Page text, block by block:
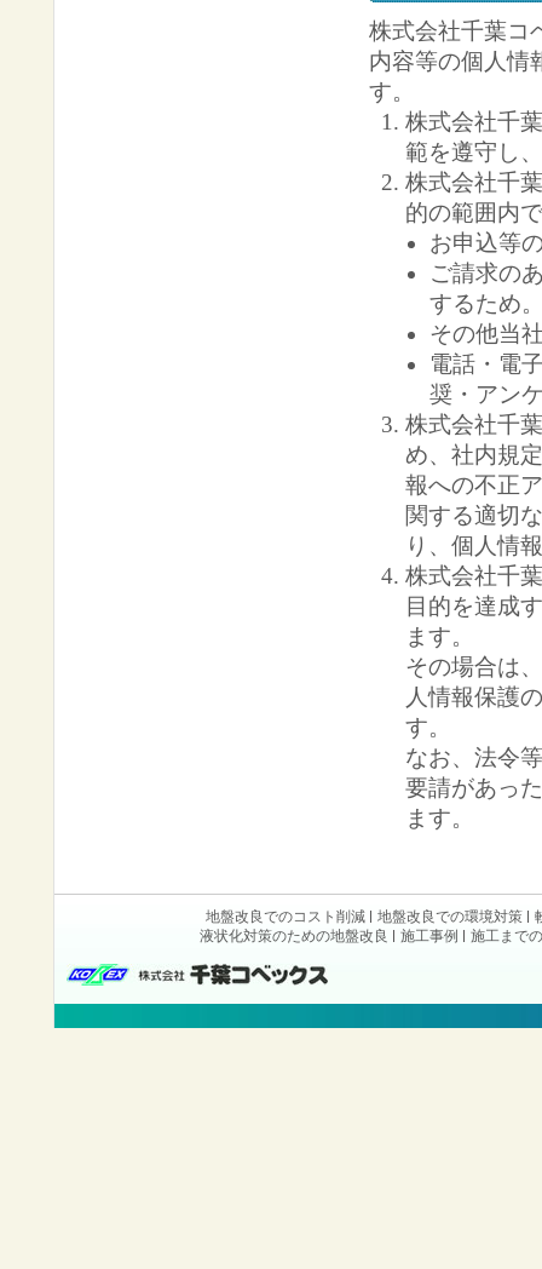
株式会社千葉コ
内容等の個人情
す。
株式会社千
範を遵守し
株式会社千
的の範囲内
お申込等
ご請求の
するため
その他当
電話・電
奨・アン
株式会社千
め、社内規
報への不正
関する適切
り、個人情
株式会社千
目的を達成
ます。
その場合は
人情報保護
す。
なお、法令
要請があっ
ます。
地盤改良でのコスト削減 地盤改良での環境対策
液状化対策のための地盤改良
施工事例 施工まで